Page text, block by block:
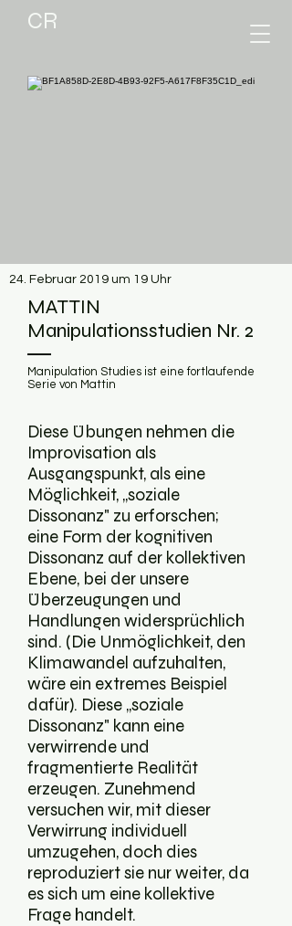
CR
24. Februar 2019 um 19 Uhr
MATTIN
Manipulationsstudien Nr. 2
Manipulation Studies ist eine fortlaufende
Serie von Mattin
Diese Übungen nehmen die
Improvisation als
Ausgangspunkt, als eine
Möglichkeit, „soziale
Dissonanz" zu erforschen;
eine Form der kognitiven
Dissonanz auf der kollektiven
Ebene, bei der unsere
Überzeugungen und
Handlungen widersprüchlich
sind. (Die Unmöglichkeit, den
Klimawandel aufzuhalten,
wäre ein extremes Beispiel
dafür). Diese „soziale
Dissonanz" kann eine
verwirrende und
fragmentierte Realität
erzeugen. Zunehmend
versuchen wir, mit dieser
Verwirrung individuell
umzugehen, doch dies
reproduziert sie nur weiter, da
es sich um eine kollektive
Frage handelt.